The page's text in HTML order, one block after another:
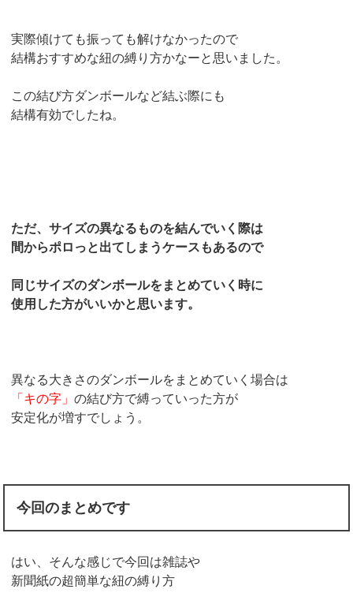
実際傾けても振っても解けなかったので
結構おすすめな紐の縛り方かなーと思いました。
この結び方ダンボールなど結ぶ際にも
結構有効でしたね。
ただ、サイズの異なるものを結んでいく際は
間からポロっと出てしまうケースもあるので
同じサイズのダンボールをまとめていく時に
使用した方がいいかと思います。
異なる大きさのダンボールをまとめていく場合は
「キの字」の結び方で縛っていった方が
安定化が増すでしょう。
今回のまとめです
はい、そんな感じで今回は雑誌や
新聞紙の超簡単な紐の縛り方